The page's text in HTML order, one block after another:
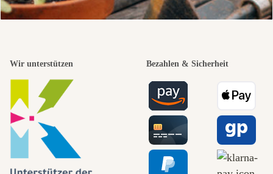
Wir unterstützen Bezahlen & Sicherheit